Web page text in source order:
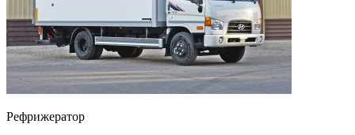
Рефрижератор